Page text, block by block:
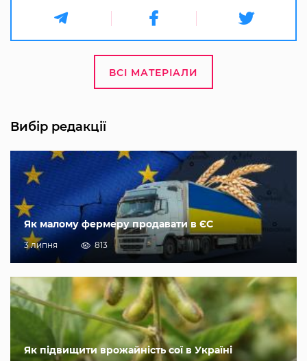
ВСІ МАТЕРІАЛИ
Вибір редакції
Як малому фермеру продавати в ЄС
3 липня 813
Як підвищити врожайність сої в Україні